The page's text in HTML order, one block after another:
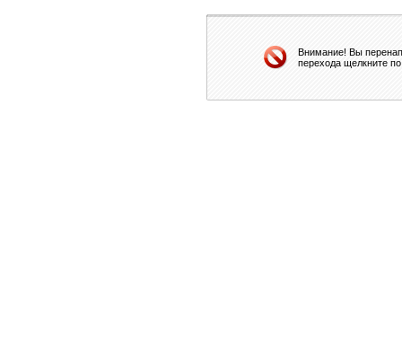
Внимание! Вы
перехода щелкните